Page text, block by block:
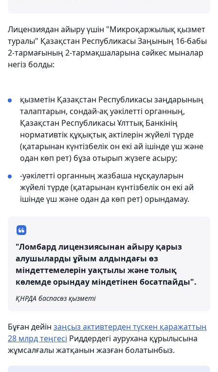
Лицензиядан айыру үшін "Микроқаржылық қызмет
туралы" Қазақстан Республикасы Заңының 16-бабы
2-тармағының 2-тармақшаларына сәйкес мыналар
негіз болды:
қызметін Қазақстан Республикасы заңдарының
талаптарын, сондай-ақ уәкілетті органның,
Қазақстан Республикасы Ұлттық Банкінің
нормативтік құқықтық актілерін жүйелі түрде
(қатарынан күнтізбелік он екі ай ішінде үш және
одан көп рет) бұза отырып жүзеге асыру;
-уәкілетті органның жазбаша нұсқауларын
жүйелі түрде (қатарынан күнтізбелік он екі ай
ішінде үш және одан да көп рет) орындамау.
"Ломбард лицензиясынан айыру қарыз
алушыларды ұйым алдындағы өз
міндеттемелерін уақтылы және толық
көлемде орындау міндетінен босатпайды".
ҚНРДА баспасөз қызметі
Бұған дейін заңсыз активтерден түскен қаражаттың
28 млрд теңгесі Риддердегі аурухана құрылысына
жұмсалғалы жатқанын жазған болатынбыз.